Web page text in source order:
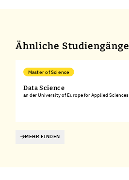
Ähnliche Studiengänge
Master of Science
Data Science
an der University of Europe for Applied Sciences
MEHR FINDEN